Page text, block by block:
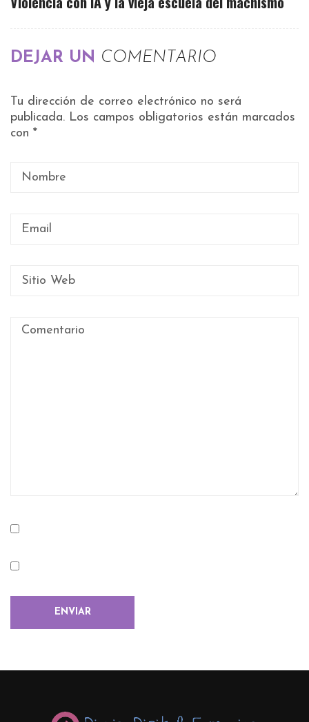
DEJAR UN COMENTARIO
Tu dirección de correo electrónico no será
publicada. Los campos obligatorios están marcados
con *